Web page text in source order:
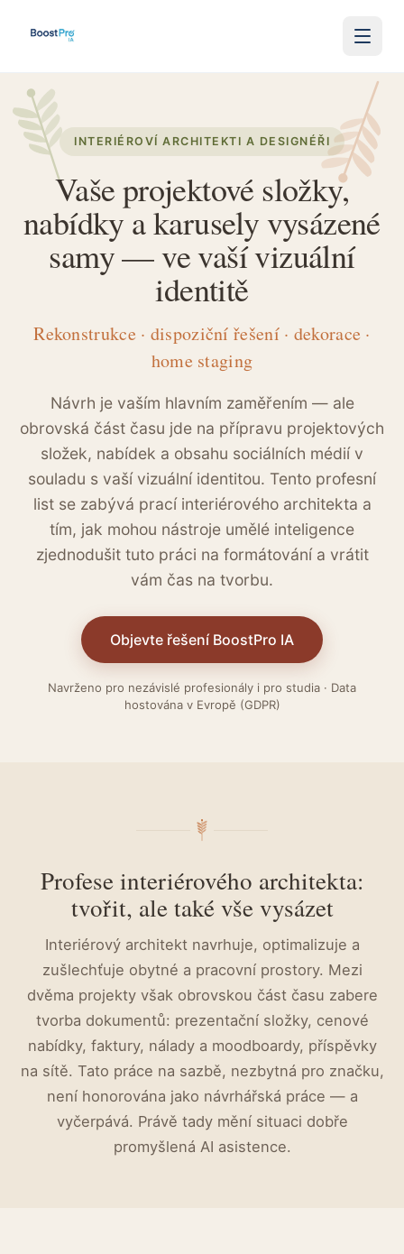
INTERIÉROVÍ ARCHITEKTI A DESIGNÉŘI
Vaše projektové složky,
nabídky a karusely vysázené
samy — ve vaší vizuální
identitě
Rekonstrukce · dispoziční řešení · dekorace ·
home staging
Návrh je vaším hlavním zaměřením — ale
obrovská část času jde na přípravu projektových
složek, nabídek a obsahu sociálních médií v
souladu s vaší vizuální identitou. Tento profesní
list se zabývá prací interiérového architekta a
tím, jak mohou nástroje umělé inteligence
zjednodušit tuto práci na formátování a vrátit
vám čas na tvorbu.
Objevte řešení BoostPro IA
Navrženo pro nezávislé profesionály i pro studia · Data
hostována v Evropě (GDPR)
Profese interiérového architekta:
tvořit, ale také vše vysázet
Interiérový architekt navrhuje, optimalizuje a
zušlechťuje obytné a pracovní prostory. Mezi
dvěma projekty však obrovskou část času zabere
tvorba dokumentů: prezentační složky, cenové
nabídky, faktury, nálady a moodboardy, příspěvky
na sítě. Tato práce na sazbě, nezbytná pro značku,
není honorována jako návrhářská práce — a
vyčerpává. Právě tady mění situaci dobře
promyšlená AI asistence.